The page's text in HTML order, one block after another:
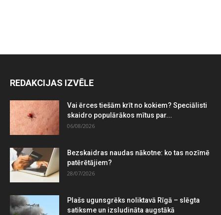
REDAKCIJAS IZVĒLE
Vai ērces tiešām krīt no kokiem? Speciālisti
skaidro populārākos mītus par...
06/08/2026
Bezskaidras naudas nākotne: ko tas nozīmē
patērētājiem?
28/07/2026
Plašs ugunsgrēks noliktavā Rīgā – slēgta
satiksme un izsludināta augstākā